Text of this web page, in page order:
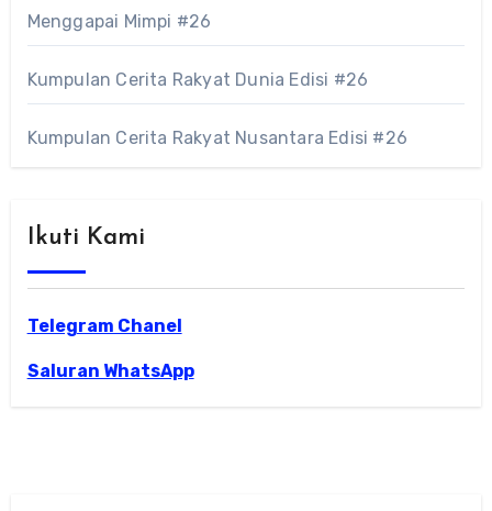
Menggapai Mimpi #26
Kumpulan Cerita Rakyat Dunia Edisi #26
Kumpulan Cerita Rakyat Nusantara Edisi #26
Ikuti Kami
Telegram Chanel
Saluran WhatsApp